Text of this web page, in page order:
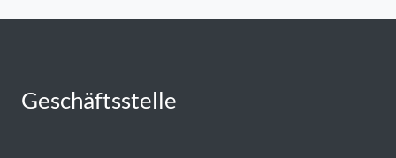
Geschäftsstelle